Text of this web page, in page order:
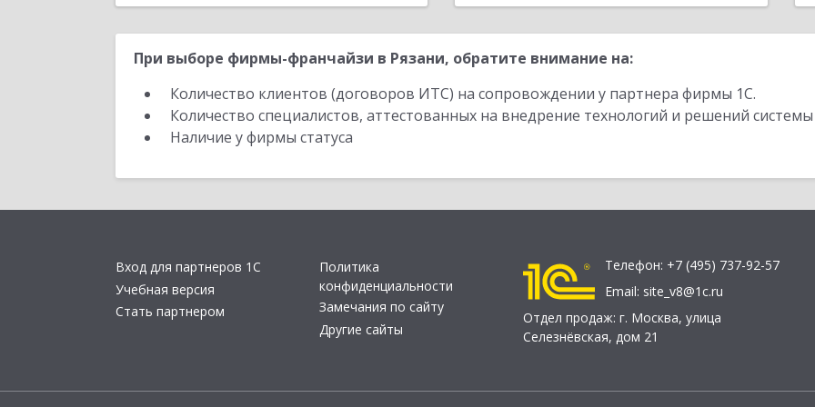
При выборе фирмы-франчайзи в Рязани, обратите внимание на:
Количество клиентов (договоров ИТС) на сопровождении у партнера фирмы 1С.
Количество специалистов, аттестованных на внедрение технологий и решений
Наличие у фирмы статуса
Вход для партнеров 1С
Учебная версия
Стать партнером
Политика
конфиденциальности
Замечания по сайту
Другие сайты
Телефон: +7 (495) 737-92-57
Email: site_v8@1c.ru
Отдел продаж: г. Москва, улица
Селезнёвская, дом 21